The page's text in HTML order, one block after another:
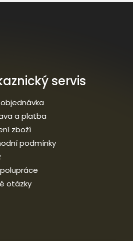
servis
a platba
zboží
podmínky
otázky